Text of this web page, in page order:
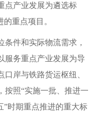
产业发展为遴选标
重点项目。
件和实际物流需求，
服务重点产业发展为导
岸与铁路货运枢纽、
按照“实施一批、推进一
”时期重点推进的重大标